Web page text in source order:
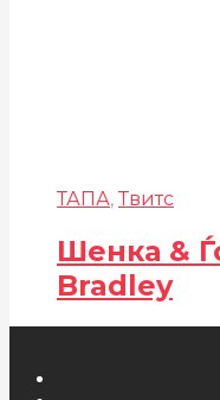
ТАПА, Твитс
Шенка &
Bradley